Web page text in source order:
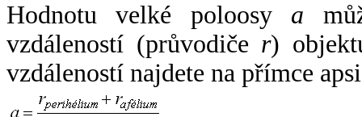
Hodnotu velké poloosy a
vzdáleností (průvodiče r)
vzdáleností najdete na přímce